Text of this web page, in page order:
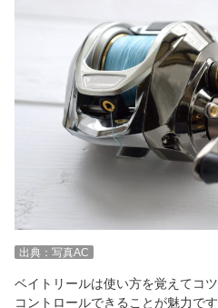
出典：写真AC
ベイトリールは使い方を覚えてコ
コントロールできることが魅力です